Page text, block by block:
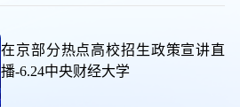
在京部分热点高校招生政策宣讲直
播-6.24中央财经大学